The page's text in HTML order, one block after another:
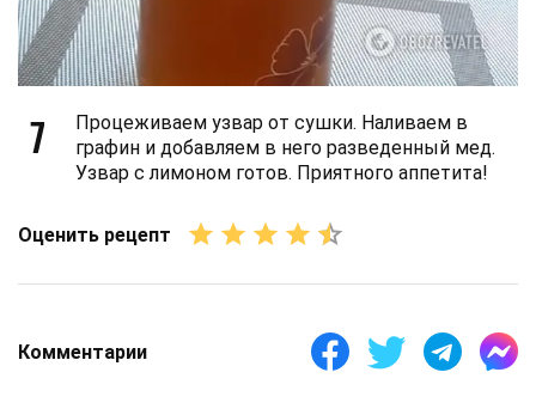
7
Процеживаем узвар от сушки. Наливаем в
графин и добавляем в него разведенный мед.
Узвар с лимоном готов. Приятного аппетита!
Оценить рецепт
Комментарии